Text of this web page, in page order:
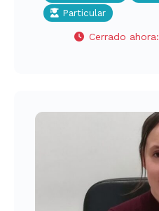
Particular
Cerrado ahora: